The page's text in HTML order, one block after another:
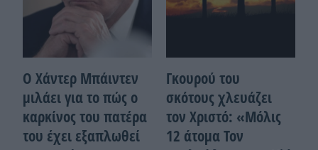
Ο Χάντερ Μπάιντεν
μιλάει για το πώς ο
καρκίνος του πατέρα
του έχει εξαπλωθεί
Γκουρού του
σκότους χλευάζει
τον Χριστό: «Μόλις
12 άτομα Τον